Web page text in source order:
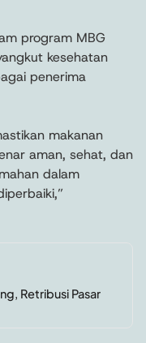
program MBG
kesehatan
penerima
makanan
aman, sehat, dan
dalam
Retribusi Pasar